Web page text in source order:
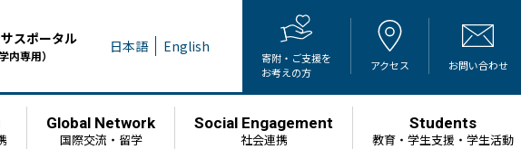
スポータル
学内専用） 日本語 English
寄附・ご支援を
お考えの方
アクセス お問い合わせ
Global Network
国際交流・留学
Social Engagement
社会連携
Students
教育・学生支援・学生活動